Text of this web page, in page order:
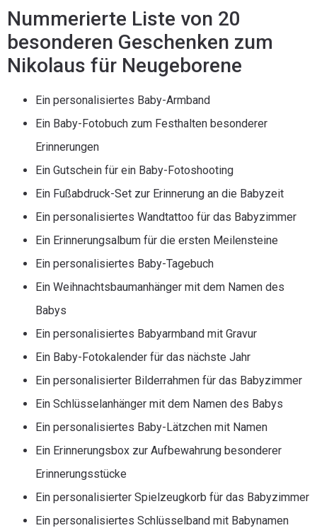
Nummerierte Liste von 20
besonderen Geschenken zum
Nikolaus für Neugeborene
Ein personalisiertes Baby-Armband
Ein Baby-Fotobuch zum Festhalten besonderer
Erinnerungen
Ein Gutschein für ein Baby-Fotoshooting
Ein Fußabdruck-Set zur Erinnerung an die Babyzeit
Ein personalisiertes Wandtattoo für das Babyzimmer
Ein Erinnerungsalbum für die ersten Meilensteine
Ein personalisiertes Baby-Tagebuch
Ein Weihnachtsbaumanhänger mit dem Namen des
Babys
Ein personalisiertes Babyarmband mit Gravur
Ein Baby-Fotokalender für das nächste Jahr
Ein personalisierter Bilderrahmen für das Babyzimmer
Ein Schlüsselanhänger mit dem Namen des Babys
Ein personalisiertes Baby-Lätzchen mit Namen
Ein Erinnerungsbox zur Aufbewahrung besonderer
Erinnerungsstücke
Ein personalisierter Spielzeugkorb für das Babyzimmer
Ein personalisiertes Schlüsselband mit Babynamen